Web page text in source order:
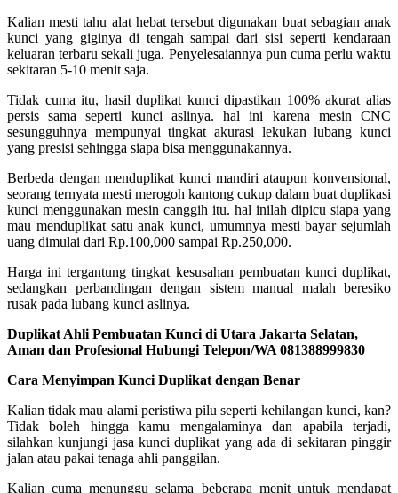
Kalian mesti tahu alat hebat tersebut digunakan buat sebagian anak
kunci yang giginya di tengah sampai dari sisi seperti kendaraan
keluaran terbaru sekali juga. Penyelesaiannya pun cuma perlu waktu
sekitaran 5-10 menit saja.
Tidak cuma itu, hasil duplikat kunci dipastikan 100% akurat alias
persis sama seperti kunci aslinya. hal ini karena mesin CNC
sesungguhnya mempunyai tingkat akurasi lekukan lubang kunci
yang presisi sehingga siapa bisa menggunakannya.
Berbeda dengan menduplikat kunci mandiri ataupun konvensional,
seorang ternyata mesti merogoh kantong cukup dalam buat duplikasi
kunci menggunakan mesin canggih itu. hal inilah dipicu siapa yang
mau menduplikat satu anak kunci, umumnya mesti bayar sejumlah
uang dimulai dari Rp.100,000 sampai Rp.250,000.
Harga ini tergantung tingkat kesusahan pembuatan kunci duplikat,
sedangkan perbandingan dengan sistem manual malah beresiko
rusak pada lubang kunci aslinya.
Duplikat Ahli Pembuatan Kunci di Utara Jakarta Selatan,
Aman dan Profesional Hubungi Telepon/WA 081388999830
Cara Menyimpan Kunci Duplikat dengan Benar
Kalian tidak mau alami peristiwa pilu seperti kehilangan kunci, kan?
Tidak boleh hingga kamu mengalaminya dan apabila terjadi,
silahkan kunjungi jasa kunci duplikat yang ada di sekitaran pinggir
jalan atau pakai tenaga ahli panggilan.
Kalian cuma menunggu selama beberapa menit untuk mendapat